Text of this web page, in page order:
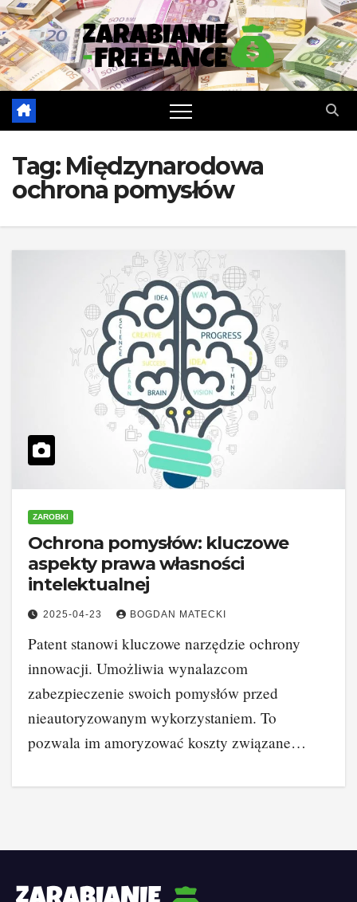
Skip
to
content
Tag: Międzynarodowa
ochrona pomysłów
ZAROBKI
Ochrona pomysłów: kluczowe
aspekty prawa własności
intelektualnej
2025-04-23 BOGDAN MATECKI
Patent stanowi kluczowe narzędzie ochrony
innowacji. Umożliwia wynalazcom
zabezpieczenie swoich pomysłów przed
nieautoryzowanym wykorzystaniem. To
pozwala im amoryzować koszty związane…